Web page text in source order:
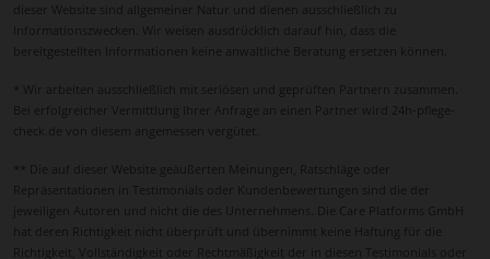
dieser Website sind allgemeiner Natur und dienen ausschließlich zu
Informationszwecken. Wir weisen ausdrücklich darauf hin, dass die
bereitgestellten Informationen keine anwaltliche Beratung ersetzen können.
* Wir arbeiten ausschließlich mit seriösen und geprüften Partnern zusammen.
Bei erfolgreicher Vermittlung Ihrer Anfrage an einen Partner wird 24h-pflege-
check.de von diesem angemessen vergütet.
** Die auf dieser Website geäußerten Meinungen, Ratschläge oder
Repräsentationen in Testimonials oder Kundenbewertungen sind die der
jeweiligen Autoren und nicht die des Unternehmens. Die Care Platforms GmbH
hat deren Richtigkeit nicht überprüft und übernimmt keine Haftung für die
Richtigkeit, Vollständigkeit oder Rechtmäßigkeit der in diesen Testimonials oder